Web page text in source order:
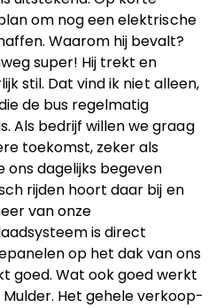
om nog een elektrische
Waarom hij bevalt?
super! Hij trekt en
stil. Dat vind ik niet alleen,
de bus regelmatig
Als bedrijf willen we graag
toekomst, zeker als
ons dagelijks begeven
rijden hoort daar bij en
van onze
is direct
op het dak van ons
goed. Wat ook goed werkt
Het gehele verkoop-